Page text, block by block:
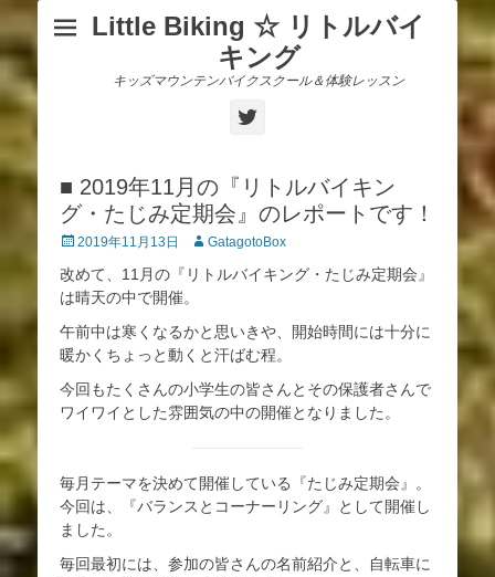
Little Biking ☆ リトルバイ
キング
キッズマウンテンバイクスクール＆体験レッスン
■ 2019年11月の『リトルバイキン
グ・たじみ定期会』のレポートです！
投
日
2019年11月13日
投
者
GatagotoBox
改めて、11月の『リトルバイキング・たじみ定期会』
は晴天の中で開催。
午前中は寒くなるかと思いきや、開始時間には十分に
暖かくちょっと動くと汗ばむ程。
今回もたくさんの小学生の皆さんとその保護者さんで
ワイワイとした雰囲気の中の開催となりました。
毎月テーマを決めて開催している『たじみ定期会』。
今回は、『バランスとコーナーリング』として開催し
ました。
毎回最初には、参加の皆さんの名前紹介と、自転車に